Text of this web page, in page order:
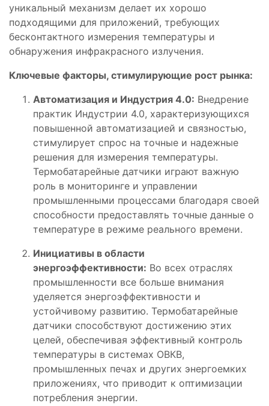
уникальный механизм делает их хорошо
подходящими для приложений, требующих
бесконтактного измерения температуры и
обнаружения инфракрасного излучения.
Ключевые факторы, стимулирующие рост рынка:
Автоматизация и Индустрия 4.0: Внедрение
практик Индустрии 4.0, характеризующихся
повышенной автоматизацией и связностью,
стимулирует спрос на точные и надежные
решения для измерения температуры.
Термобатарейные датчики играют важную
роль в мониторинге и управлении
промышленными процессами благодаря своей
способности предоставлять точные данные о
температуре в режиме реального времени.
Инициативы в области
энергоэффективности: Во всех отраслях
промышленности все больше внимания
уделяется энергоэффективности и
устойчивому развитию. Термобатарейные
датчики способствуют достижению этих
целей, обеспечивая эффективный контроль
температуры в системах ОВКВ,
промышленных печах и других энергоемких
приложениях, что приводит к оптимизации
потребления энергии.